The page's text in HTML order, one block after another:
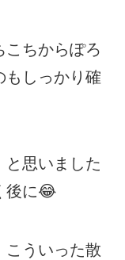
こちからぽろ
もしっかり確
と思いました
後に😂
こういった散